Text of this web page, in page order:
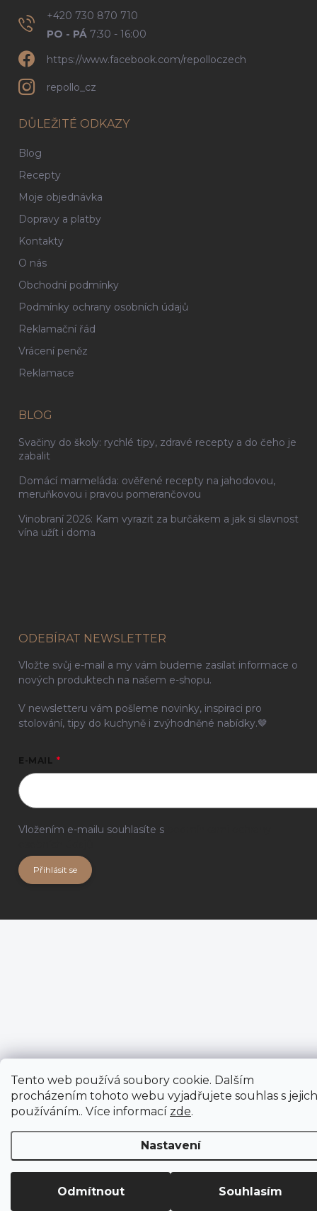
Tento web používá soubory cookie. Dalším
procházením tohoto webu vyjadřujete souhlas s jejich
používáním.. Více informací zde.
Nastavení
Odmítnout Souhlasím
+420 730 870 710
PO - PÁ 7:30 - 16:00
https://www.facebook.com/repolloczech
repollo_cz
DŮLEŽITÉ ODKAZY
Blog
Recepty
Moje objednávka
Dopravy a platby
Kontakty
O nás
Obchodní podmínky
Podmínky ochrany osobních údajů
Reklamační řád
Vrácení peněz
Reklamace
BLOG
Svačiny do školy: rychlé tipy, zdravé recepty a do čeho je
zabalit
Domácí marmeláda: ověřené recepty na jahodovou,
meruňkovou i pravou pomerančovou
Vinobraní 2026: Kam vyrazit za burčákem a jak si slavnost
vína užít i doma
ODEBÍRAT NEWSLETTER
Vložte svůj e-mail a my vám budeme zasílat informace o
nových produktech na našem e-shopu.
V newsletteru vám pošleme novinky, inspiraci pro
stolování, tipy do kuchyně i zvýhodněné nabídky.🤎
E-MAIL
Vložením e-mailu souhlasíte s
Přihlásit se